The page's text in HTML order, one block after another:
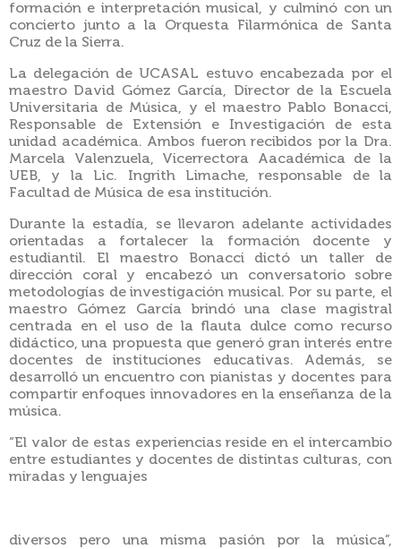
formación e interpretación musical, y culminó con un
concierto junto a la Orquesta Filarmónica de Santa
Cruz de la Sierra.
La delegación de UCASAL estuvo encabezada por el
maestro David Gómez García, Director de la Escuela
Universitaria de Música, y el maestro Pablo Bonacci,
Responsable de Extensión e Investigación de esta
unidad académica. Ambos fueron recibidos por la Dra.
Marcela Valenzuela, Vicerrectora Aacadémica de la
UEB, y la Lic. Ingrith Limache, responsable de la
Facultad de Música de esa institución.
Durante la estadía, se llevaron adelante actividades
orientadas a fortalecer la formación docente y
estudiantil. El maestro Bonacci dictó un taller de
dirección coral y encabezó un conversatorio sobre
metodologías de investigación musical. Por su parte, el
maestro Gómez García brindó una clase magistral
centrada en el uso de la flauta dulce como recurso
didáctico, una propuesta que generó gran interés entre
docentes de instituciones educativas. Además, se
desarrolló un encuentro con pianistas y docentes para
compartir enfoques innovadores en la enseñanza de la
música.
“El valor de estas experiencias reside en el intercambio
entre estudiantes y docentes de distintas culturas, con
miradas y lenguajes
diversos pero una misma pasión por la música”,